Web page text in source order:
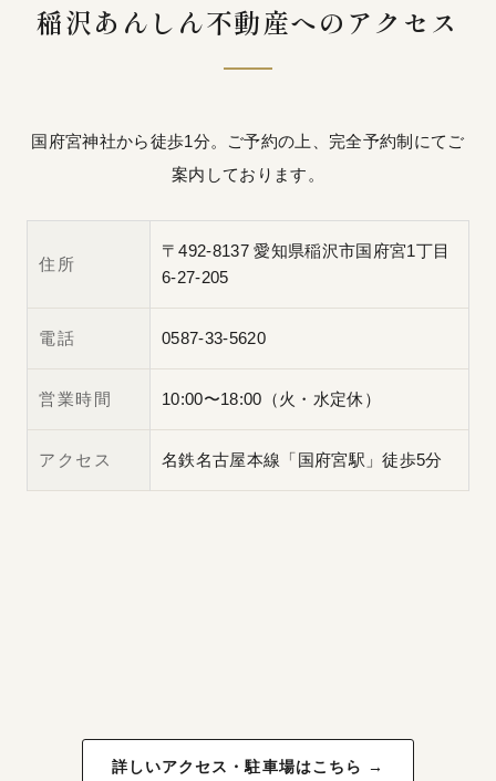
稲沢あんしん不動産へのアクセス
国府宮神社から徒歩1分。ご予約の上、完全予約制にてご
案内しております。
住所
〒492-8137 愛知県稲沢市国府宮1丁目
6-27-205
電話 0587-33-5620
営業時間 10:00〜18:00（火・水定休）
アクセス 名鉄名古屋本線「国府宮駅」徒歩5分
詳しいアクセス・駐車場はこちら →